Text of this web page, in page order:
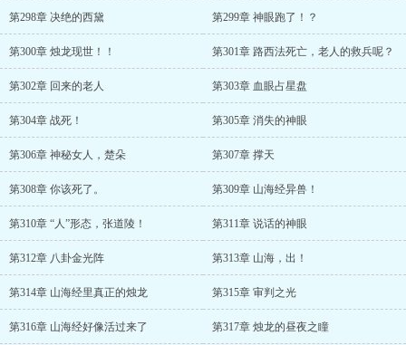
第298章 决绝的西黛 第299章 神眼跑了！？
第300章 烛龙现世！！ 第301章 路西法死亡，老人的救兵呢？
第302章 回来的老人 第303章 血眼占星盘
第304章 战死！ 第305章 消失的神眼
第306章 神秘女人，楚朵 第307章 撑天
第308章 你该死了。 第309章 山海经异兽！
第310章 “人”形态，张道陵！ 第311章 说话的神眼
第312章 八卦金光阵 第313章 山海，出！
第314章 山海经里真正的烛龙 第315章 审判之光
第316章 山海经好像活过来了 第317章 烛龙的昼夜之瞳